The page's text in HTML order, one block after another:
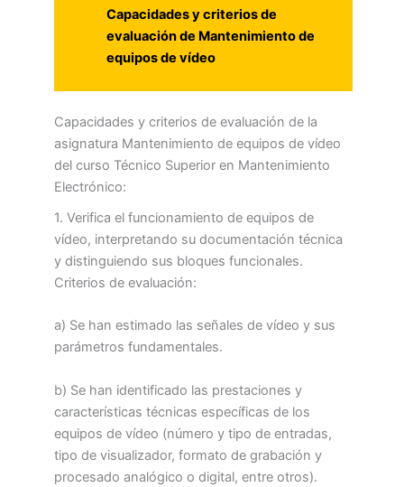
Capacidades y criterios de
evaluación de Mantenimiento de
equipos de vídeo
Capacidades y criterios de evaluación de la
asignatura Mantenimiento de equipos de vídeo
del curso Técnico Superior en Mantenimiento
Electrónico:
1. Verifica el funcionamiento de equipos de
vídeo, interpretando su documentación técnica
y distinguiendo sus bloques funcionales.
Criterios de evaluación:
a) Se han estimado las señales de vídeo y sus
parámetros fundamentales.
b) Se han identificado las prestaciones y
características técnicas específicas de los
equipos de vídeo (número y tipo de entradas,
tipo de visualizador, formato de grabación y
procesado analógico o digital, entre otros).